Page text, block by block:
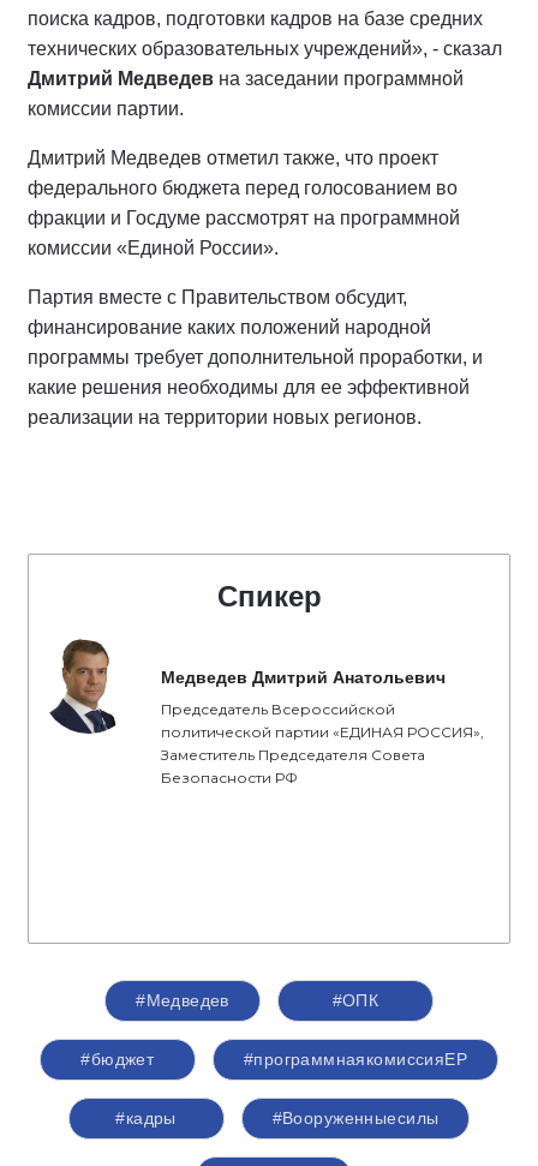
поиска кадров, подготовки кадров на базе средних
технических образовательных учреждений», - сказал
Дмитрий Медведев на заседании программной
комиссии партии.
Дмитрий Медведев отметил также, что проект
федерального бюджета перед голосованием во
фракции и Госдуме рассмотрят на программной
комиссии «Единой России».
Партия вместе с Правительством обсудит,
финансирование каких положений народной
программы требует дополнительной проработки, и
какие решения необходимы для ее эффективной
реализации на территории новых регионов.
Спикер
Медведев Дмитрий Анатольевич
Председатель Всероссийской
политической партии «ЕДИНАЯ РОССИЯ»,
Заместитель Председателя Совета
Безопасности РФ
#Медведев #ОПК
#бюджет #программнаякомиссияЕР
#кадры #Вооруженныесилы